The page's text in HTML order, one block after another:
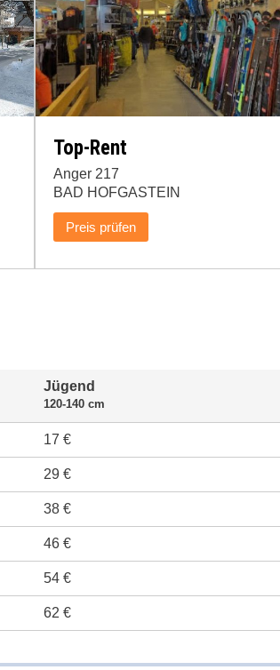
Top-Rent
Anger 217
BAD HOFGASTEIN
Preis prüfen
Jügend
120-140 cm
17 €
29 €
38 €
46 €
54 €
62 €